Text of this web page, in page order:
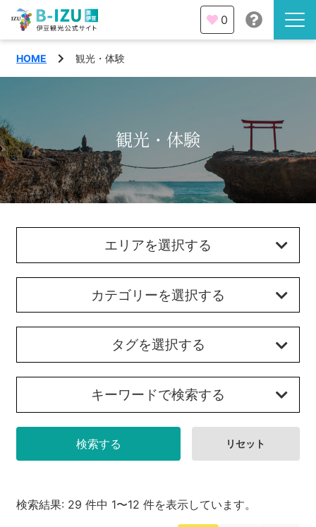
伊豆半島を知る
みる
あそぶ
あじわう
観光・体験
イベント
沼津市
三島市
函南町
西伊豆町
特集
AIルートプランナー
日本語
合同会社説明会
伊豆ワーケーション
0
HOME 観光・体験
観光・体験
エリアを選択する
カテゴリーを選択する
タグを選択する
キーワードで検索する
検索結果: 29 件中 1〜12 件を表示しています。